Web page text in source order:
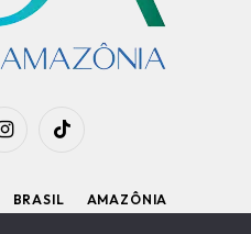
InstagramTikTok
BRASIL
AMAZÔNIA